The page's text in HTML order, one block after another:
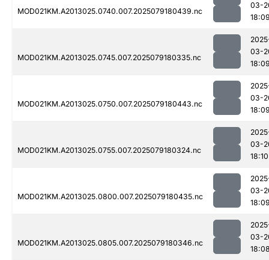
MOD021KM.A2013025.0740.007.2025079180439.nc
03-
MOD021KM.A2013025.0745.007.2025079180335.nc
03-
MOD021KM.A2013025.0750.007.2025079180443.nc
03-
MOD021KM.A2013025.0755.007.2025079180324.nc
03-
18:10
MOD021KM.A2013025.0800.007.2025079180435.nc
03-
MOD021KM.A2013025.0805.007.2025079180346.nc
03-